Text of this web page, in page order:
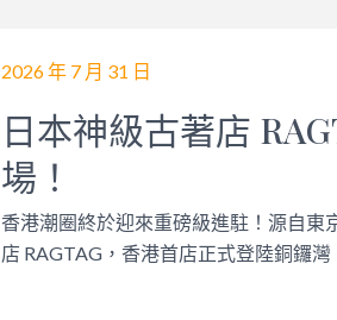
2026 年 7 月 31 日
日本神級古著店
場！
香港潮圈終於迎來重磅級進駐！源自東
店 RAGTAG，香港首店正式登陸銅鑼灣